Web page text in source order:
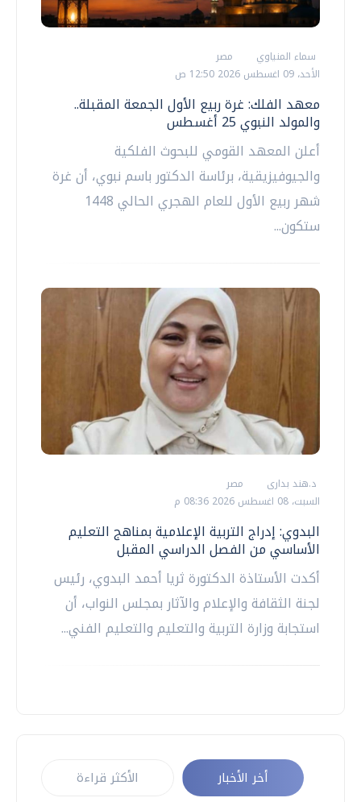
سماء المنياوي
مصر
الأحد، 09 اغسطس 2026 12:50 ص
معهد الفلك: غرة ربيع الأول الجمعة المقبلة..
والمولد النبوي 25 أغسطس
أعلن المعهد القومي للبحوث الفلكية
والجيوفيزيقية، برئاسة الدكتور باسم نبوي، أن غرة
شهر ربيع الأول للعام الهجري الحالي 1448
ستكون...
د.هند بدارى
مصر
السبت، 08 اغسطس 2026 08:36 م
البدوي: إدراج التربية الإعلامية بمناهج التعليم
الأساسي من الفصل الدراسي المقبل
أكدت الأستاذة الدكتورة ثريا أحمد البدوي، رئيس
لجنة الثقافة والإعلام والآثار بمجلس النواب، أن
استجابة وزارة التربية والتعليم والتعليم الفني...
أخر الأخبار الأكثر قراءة